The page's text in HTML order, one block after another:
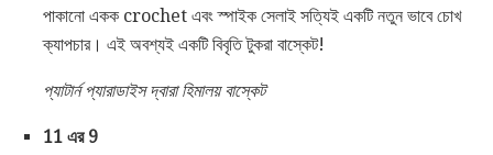
পাকানো একক crochet এবং স্পাইক সেলাই সত্যিই একটি নতুন ভাবে চোখ
ক্যাপচার। এই অবশ্যই একটি বিবৃতি টুকরা বাস্কেট!
প্যাটার্ন প্যারাডাইস দ্বারা হিমালয় বাস্কেট
11 এর 9